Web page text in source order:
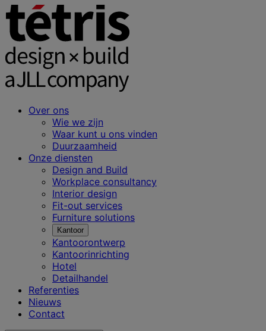
Over ons
Wie we zijn
Waar kunt u ons vinden
Duurzaamheid
Onze diensten
Design and Build
Workplace consultancy
Interior design
Fit-out services
Furniture solutions
Kantoor
Kantoorontwerp
Kantoorinrichting
Hotel
Detailhandel
Referenties
Nieuws
Contact